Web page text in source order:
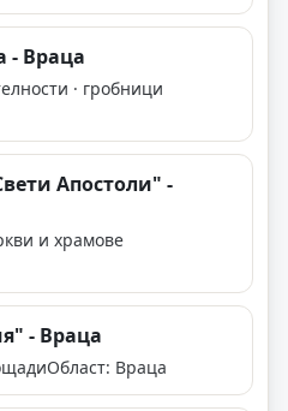
- Враца
· гробници
Апостоли" -
и храмове
- Враца
Област: Враца